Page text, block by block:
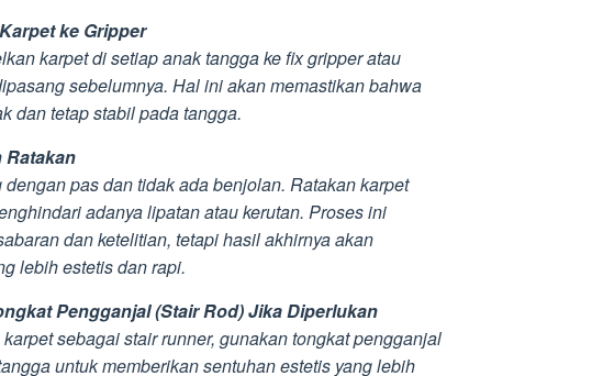
ke Gripper
karpet di setiap anak tangga ke fix gripper atau
sebelumnya. Hal ini akan memastikan bahwa
dan tetap stabil pada tangga.
Ratakan
pas dan tidak ada benjolan. Ratakan karpet
adanya lipatan atau kerutan. Proses ini
dan ketelitian, tetapi hasil akhirnya akan
lebih estetis dan rapi.
Pengganjal (Stair Rod) Jika Diperlukan
sebagai stair runner, gunakan tongkat pengganjal
untuk memberikan sentuhan estetis yang lebih